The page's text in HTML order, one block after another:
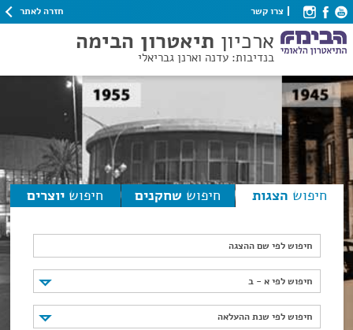
צרו קשר חזרה לאתר
ארכיון תיאטרון הבימה
בנדיבות: עדנה וארנן גבריאלי
חיפוש הצגות חיפוש שחקנים חיפוש יוצרים
חיפוש לפי שם ההצגה
חיפוש לפי א - ב
חיפוש לפי א - ב
חיפוש לפי שנת ההעלאה
חיפוש לפי שנת ההעלאה